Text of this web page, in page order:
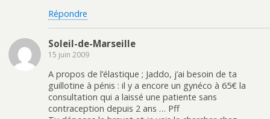
Répondre
Soleil-de-Marseille
15 juin 2009
A propos de l’élastique ; Jaddo, j’ai besoin de ta
guillotine à pénis : il y a encore un gynéco à 65€ la
consultation qui a laissé une patiente sans
contraception depuis 2 ans … Pff